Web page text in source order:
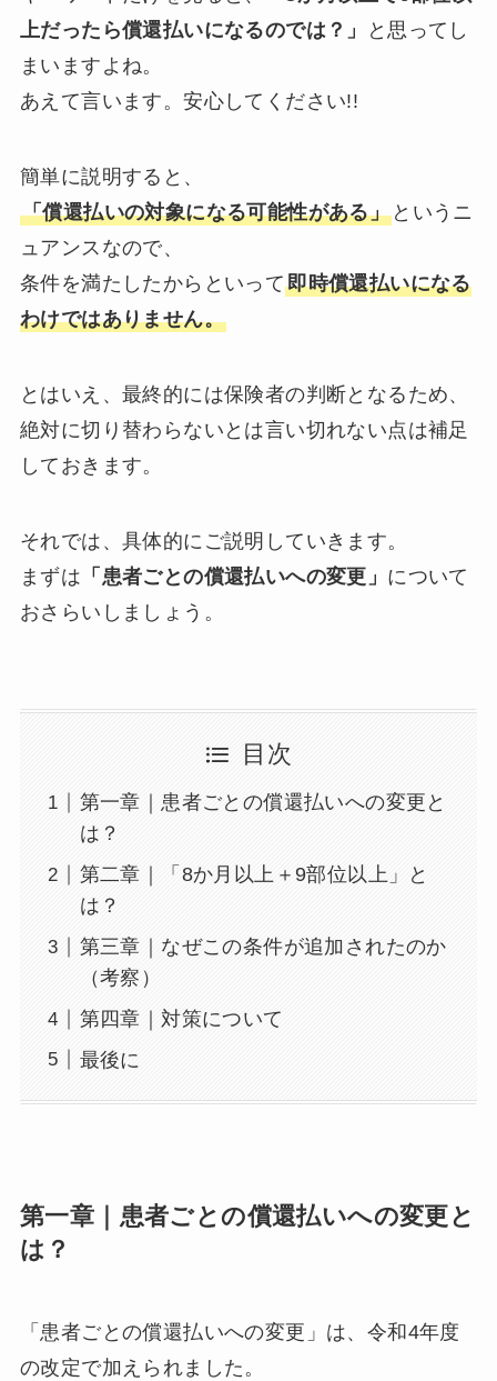
上だったら償還払いになるのでは？」
と思ってし
まいますよね。
あえて言います。安心してください!!
簡単に説明すると、
「償還払いの対象になる可能性がある」 というニ
ュアンスなので、
条件を満たしたからといって即時償還払いになる
わけではありません。
とはいえ、最終的には保険者の判断となるため、
絶対に切り替わらないとは言い切れない点は補足
しておきます。
それでは、具体的にご説明していきます。
まずは 「患者ごとの償還払いへの変更」 について
おさらいしましょう。
目次
第一章｜患者ごとの償還払いへの変更と
は？
第二章｜「8か月以上＋9部位以上」と
は？
第三章｜なぜこの条件が追加されたのか
（考察）
第四章｜対策について
最後に
第一章｜患者ごとの償還払いへの変更と
は？
「患者ごとの償還払いへの変更」は、令和4年度
の改定で加えられました。